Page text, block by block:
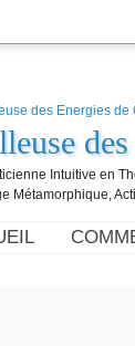
Intuitive en
Métamorphique,